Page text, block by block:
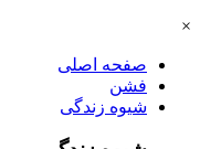
×
صفحه اصلی
فشن
شیوه زندگی